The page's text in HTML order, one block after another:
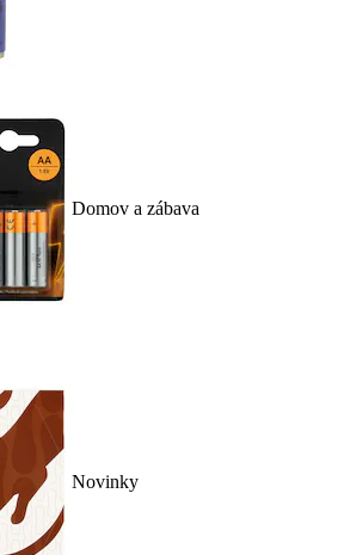
Domov a zábava
Novinky